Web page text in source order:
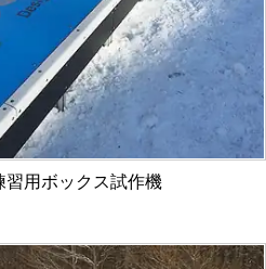
習用ボックス試作機